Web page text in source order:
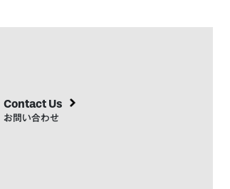
Contact Us
お問い合わせ